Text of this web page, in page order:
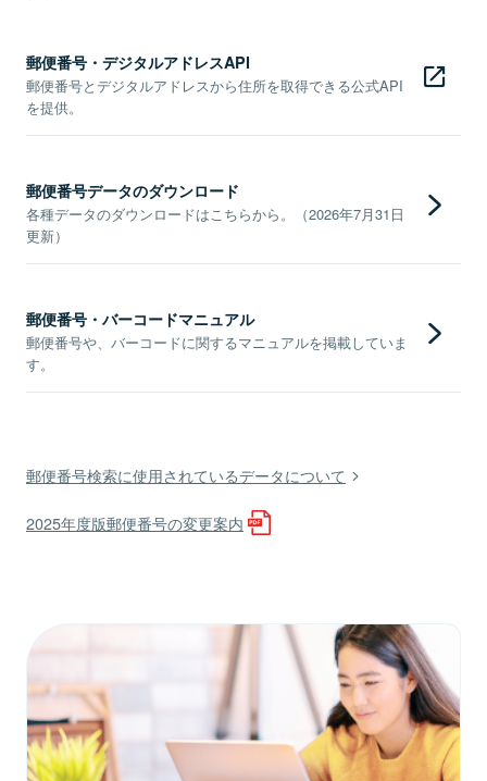
郵便番号・デジタルアドレスAPI
郵便番号とデジタルアドレスから住所を取得できる公式API
を提供。
郵便番号データのダウンロード
各種データのダウンロードはこちらから。（2026年7月31日
更新）
郵便番号・バーコードマニュアル
郵便番号や、バーコードに関するマニュアルを掲載していま
す。
郵便番号検索に使用されているデータについて
2025年度版郵便番号の変更案内